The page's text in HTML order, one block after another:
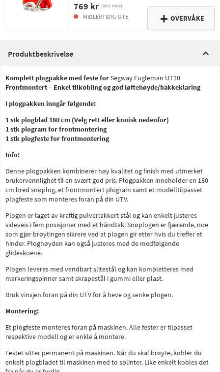
769 kr (inkl. mva)
MIDLERTIDIG UTE OVERVÅKE
Produktbeskrivelse
Komplett plogpakke med feste forSegway Fugleman UT10
Frontmontert – Enkel tilkobling og god løftehøyde/bakkeklaring
I plogpakken inngår følgende:
1 stk plogblad 180 cm (Velg rett eller konisk nedenfor)
1 stk plogram for frontmontering
1 stk plogfeste for frontmontering
Info:
Denne plogpakken kombinerer høy kvalitet og finish med utmerket
brukervennlighet til en svært god pris. Plogpakken inneholder en 180
cm bred snøplog, et frontmontert plogram samt et modelltilpasset
plogfeste som monteres foran på din UTV.
Plogen er laget av kraftig pulverlakkert stål og kan enkelt justeres
sideveis i fem posisjoner med et håndtak. Snøplogen er fjærende, noe
som gjør brøytingen sikrere ved at plogen gir etter hvis du treffer et
hinder. Ploghøyden kan også justeres med de medfølgende
glideskoene.
Plogen leveres med vendbart slitestål og kan kompletteres med
markeringspinner samt skrapestål i gummi eller plast.
Bruk vinsjen foran på din UTV for å heve og senke plogen.
Montering:
Et plogfeste monteres foran på maskinen. Alle fester er tilpasset
respektive modell og er enkle å montere.
Festet sitter permanent på maskinen. Når du skal brøyte, kobler du
enkelt plogbladet til maskinen med to splinter. Like enkelt kobles det